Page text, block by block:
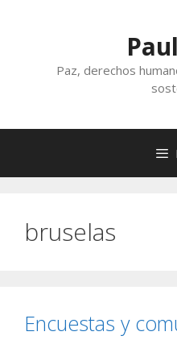
Paz, derechos
bruselas
Encuestas y